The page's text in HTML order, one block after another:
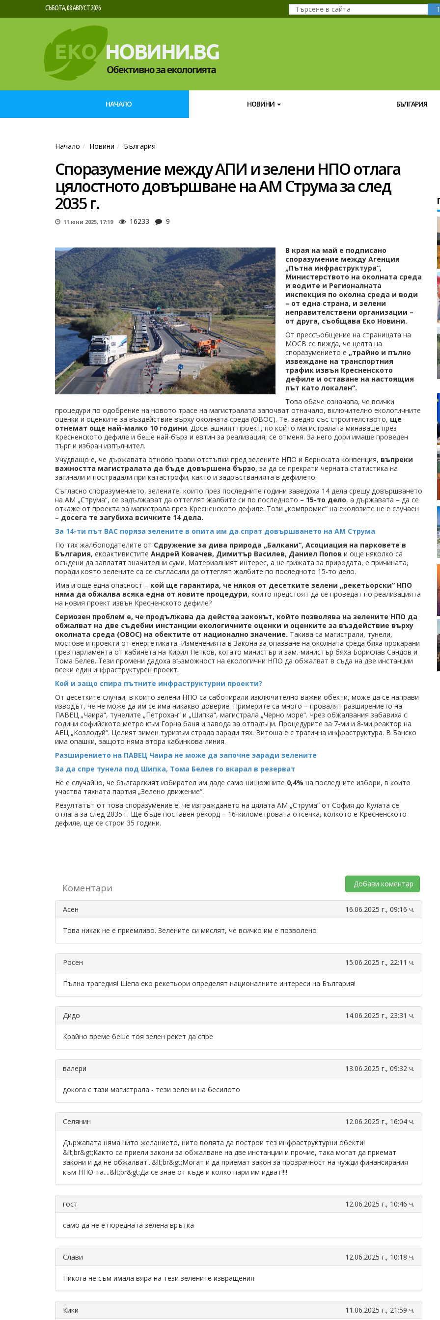
СЪБОТА, 08 АВГУСТ 2026
НАЧАЛО НОВИНИ БЪЛГАРИЯ
Начало Новини България
Споразумение между АПИ и зелени НПО отлага
цялостното довършване на АМ Струма за след
2035 г.
11 юни 2025, 17:19 16233 9
В края на май е подписано
споразумение между Агенция
„Пътна инфраструктура“,
Министерството на околната среда
и водите и Регионалната
инспекция по околна среда и води
– от една страна, и зелени
неправителствени организации –
от друга, съобщава Еко Новини.
От прессъобщение на страницата на
МОСВ се вижда, че целта на
споразумението е „трайно и пълно
извеждане на транспортния
трафик извън Кресненското
дефиле и оставане на настоящия
път като локален“.
Това обаче означава, че всички
процедури по одобрение на новото трасе на магистралата започват отначало, включително екологичните
оценки и оценките за въздействие върху околната среда (ОВОС). Те, заедно със строителството, ще
отнемат още най-малко 10 години. Досегашният проект, по който магистралата минаваше през
Кресненското дефиле и беше най-бърз и евтин за реализация, се отменя. За него дори имаше проведен
търг и избран изпълнител.
Учудващо е, че държавата отново прави отстъпки пред зелените НПО и Бернската конвенция, въпреки
важността магистралата да бъде довършена бързо, за да се прекрати черната статистика на
загинали и пострадали при катастрофи, както и задръстванията в дефилето.
Съгласно споразумението, зелените, които през последните години заведоха 14 дела срещу довършването
на АМ „Струма“, се задължават да оттеглят жалбите си по последното – 15-то дело, а държавата – да се
откаже от проекта за магистрала през Кресненското дефиле. Този „компромис“ на еколозите не е случаен
– досега те загубиха всичките 14 дела.
За 14-ти път ВАС поряза зелените в опита им да спрат довършването на АМ Струма
По тях жалбоподателите от Сдружение за дива природа „Балкани“, Асоциация на парковете в
България, екоактивистите Андрей Ковачев, Димитър Василев, Даниел Попов и още няколко са
осъдени да заплатят значителни суми. Материалният интерес, а не грижата за природата, е причината,
поради която зелените са се съгласили да оттеглят жалбите по последното 15-то дело.
Има и още една опасност – кой ще гарантира, че някоя от десетките зелени „рекетьорски“ НПО
няма да обжалва всяка една от новите процедури, които предстоят да се проведат по реализацията
на новия проект извън Кресненското дефиле?
Сериозен проблем е, че продължава да действа законът, който позволява на зелените НПО да
обжалват на две съдебни инстанции екологичните оценки и оценките за въздействие върху
околната среда (ОВОС) на обектите от национално значение. Такива са магистрали, тунели,
мостове и проекти от енергетиката. Измененията в Закона за опазване на околната среда бяха прокарани
през парламента от кабинета на Кирил Петков, когато министър и зам.-министър бяха Борислав Сандов и
Тома Белев. Тези промени дадоха възможност на екологични НПО да обжалват в съда на две инстанции
всеки един инфраструктурен проект.
Кой и защо спира пътните инфраструктурни проекти?
От десетките случаи, в които зелени НПО са саботирали изключително важни обекти, може да се направи
изводът, че не може да им се има никакво доверие. Примерите са много – провалят разширението на
ПАВЕЦ „Чаира“, тунелите „Петрохан“ и „Шипка“, магистрала „Черно море“. Чрез обжалвания забавиха с
години софийското метро към Горна баня и завода за отпадъци. Процедурите за 7-ми и 8-ми реактор на
АЕЦ „Козлодуй“. Целият зимен туризъм страда заради тях. Витоша е с трагична инфраструктура. В Банско
има опашки, защото няма втора кабинкова линия.
Разширението на ПАВЕЦ Чаира не може да започне заради зелените
За да спре тунела под Шипка, Тома Белев го вкарал в резерват
Не е случайно, че българският избирател им даде само нищожните 0,4% на последните избори, в които
участва тяхната партия „Зелено движение“.
Резултатът от това споразумение е, че изграждането на цялата АМ „Струма“ от София до Кулата се
отлага за след 2035 г. Ще бъде поставен рекорд – 16-километровата отсечка, колкото е Кресненското
дефиле, ще се строи 35 години.
Коментари Добави коментар
Асен 16.06.2025 г., 09:16 ч.
Това никак не е приемливо. Зелените си мислят, че всичко им е позволено
Росен 15.06.2025 г., 22:11 ч.
Пълна трагедия! Шепа еко рекетьори определят националните интереси на България!
Дидо 14.06.2025 г., 23:31 ч.
Крайно време беше тоя зелен рекет да спре
валери 13.06.2025 г., 09:32 ч.
докога с тази магистрала - тези зелени на бесилото
Селянин 12.06.2025 г., 16:04 ч.
Държавата няма нито желанието, нито волята да построи тез инфраструктурни обекти!
&lt;br&gt;Както са приели закони за обжалване на две инстанции и прочие, така могат да приемат
закони и да не обжалват...&lt;br&gt;Могат и да приемат закон за прозрачност на чужди финансирания
към НПО-та....&lt;br&gt;Да се знае от къде и колко пари им идват!!!!
гост 12.06.2025 г., 10:46 ч.
само да не е поредната зелена врътка
Слави 12.06.2025 г., 10:18 ч.
Никога не съм имала вяра на тези зелените извращения
Кики 11.06.2025 г., 21:59 ч.